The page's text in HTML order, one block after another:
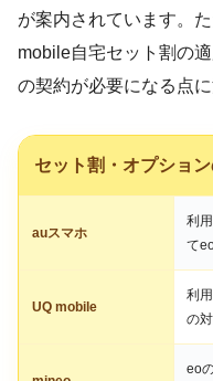
が案内されています。
mobile自宅セット割の
の契約が必要になる点に
セット割・オプショ
auスマホ
利
て
UQ mobile
利
の
eo